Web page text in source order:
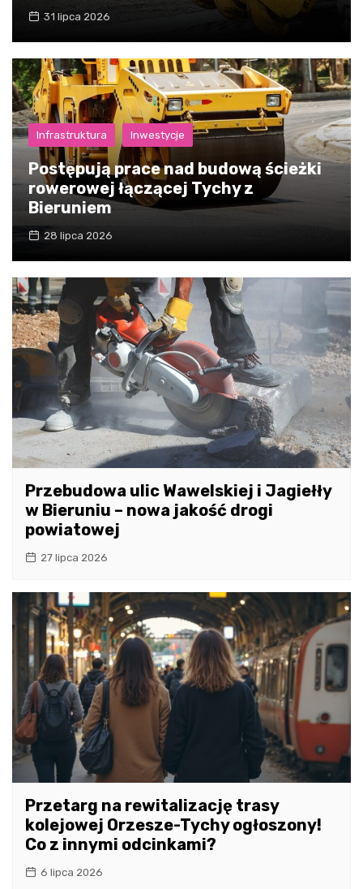
31 lipca 2026
Infrastruktura Inwestycje
Postępują prace nad budową ścieżki
rowerowej łączącej Tychy z
Bieruniem
28 lipca 2026
Przebudowa ulic Wawelskiej i Jagiełły
w Bieruniu – nowa jakość drogi
powiatowej
27 lipca 2026
Przetarg na rewitalizację trasy
kolejowej Orzesze-Tychy ogłoszony!
Co z innymi odcinkami?
6 lipca 2026